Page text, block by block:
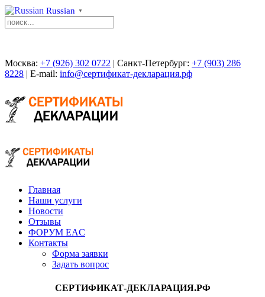
Russian ▼
Москва: +7 (926) 302 0722 | Санкт-Петербург: +7 (903) 286
8228 | E-mail: info@сертификат-декларация.рф
Главная
Наши услуги
Новости
Отзывы
ФОРУМ EAC
Контакты
Форма заявки
Задать вопрос
СЕРТИФИКАТ-ДЕКЛАРАЦИЯ.РФ